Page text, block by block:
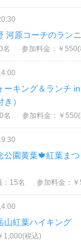
河原コーチのラン
名 参加料金：￥550(
ーキング＆ランチ
）
名 参加料金：￥
公園黄葉🍁紅葉ま
：15名 参加料金：
山紅葉ハイキング
1,000(税込)